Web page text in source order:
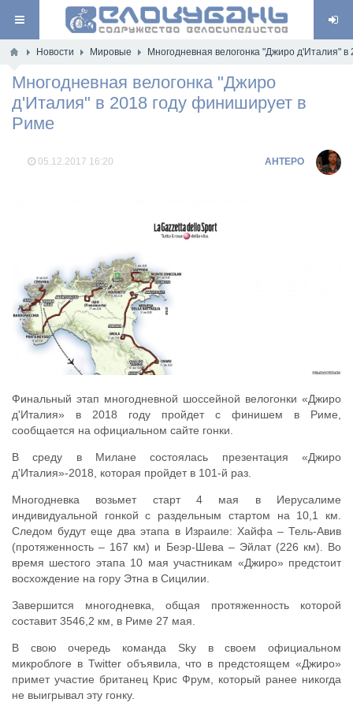
Новости Мировые Многодневная велогонка "Джиро д'Италия"
Многодневная велогонка "Джиро
д'Италия" в 2018 году финиширует в
Риме
05.12.2017 16:20 AHTEPO
Финальный этап многодневной шоссейной велогонки «Джиро
д'Италия» в 2018 году пройдет с финишем в Риме,
сообщается на официальном сайте гонки.
В среду в Милане состоялась презентация «Джиро
д'Италия»-2018, которая пройдет в 101-й раз.
Многодневка возьмет старт 4 мая в Иерусалиме
индивидуальной гонкой с раздельным стартом на 10,1 км.
Следом будут еще два этапа в Израиле: Хайфа – Тель-Авив
(протяженность – 167 км) и Беэр-Шева – Эйлат (226 км). Во
время шестого этапа 10 мая участникам «Джиро» предстоит
восхождение на гору Этна в Сицилии.
Завершится многодневка, общая протяженность которой
составит 3546,2 км, в Риме 27 мая.
В свою очередь команда Sky в своем официальном
микроблоге в Twitter объявила, что в предстоящем «Джиро»
примет участие британец Крис Фрум, который ранее никогда
не выигрывал эту гонку.